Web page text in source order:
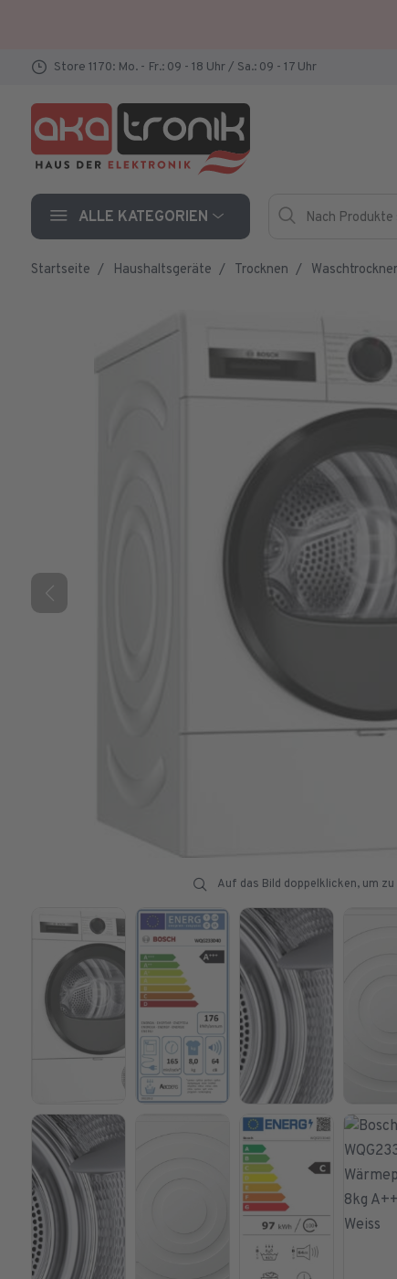
Store 1170: Mo. - Fr.: 09 - 18 Uhr / Sa.: 09 - 17 Uhr
ALLE KATEGORIEN
Nach Produkte
Hersteller
Startseite Haushaltsgeräte Trocknen
Auf das Bild doppelklicken, um